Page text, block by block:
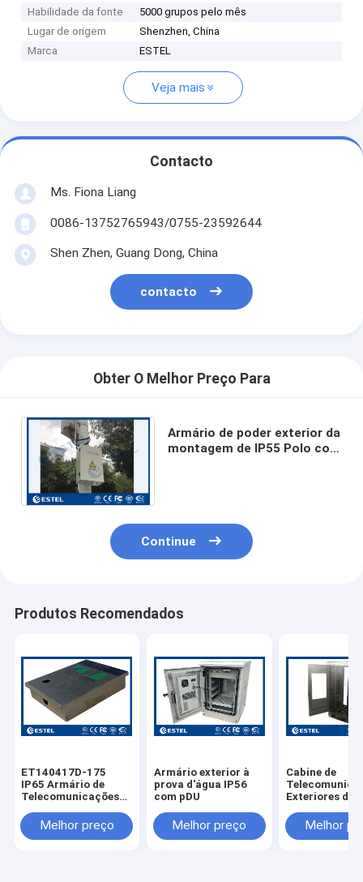
Habilidade da fonte
5000 grupos pelo mês
Lugar de origem
Shenzhen, China
Marca
ESTEL
Veja mais
Contacto
Ms. Fiona Liang
0086-13752765943/0755-23592644
Shen Zhen, Guang Dong, China
contacto
Obter O Melhor Preço Para
Armário de poder exterior da
montagem de IP55 Polo com
Continue
Produtos Recomendados
ET140417D-175
IP65 Armário de
Telecomunicações
Inoxidável Montado
na Parede
Melhor preço
Armário exterior à
prova d'água IP56
com pDU
Melhor preço
Cabine de
Exteriores de
ET7585180A-
Com Duas
Melhor